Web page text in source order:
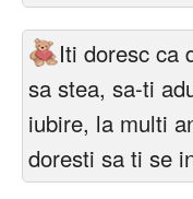
Iti doresc ca
sa stea, sa-ti
iubire, la multi
doresti sa ti se